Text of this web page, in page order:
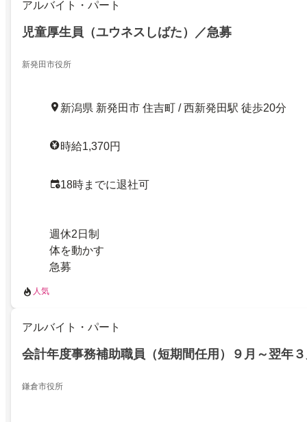
アルバイト・パート
児童厚生員（ユウネスしばた）／急募
新発田市役所
新潟県 新発田市 住吉町 / 西新発田駅 徒歩20分
時給1,370円
18時までに退社可
週休2日制
体を動かす
急募
人気
アルバイト・パート
会計年度事務補助職員（短期間任用）９月～翌年
鎌倉市役所